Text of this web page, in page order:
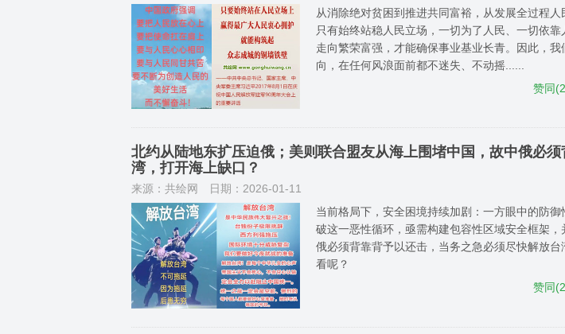
从消除绝对贫困到推进共同富裕，从发展全过程
只有始终站稳人民立场，一切为了人民、一切依
走向繁荣富强，才能确保事业基业长青。因此，
向，在任何风浪面前都不迷失、不动摇......
赞同(
北约从陆地东扩压迫俄；美则联合盟友从海上围堵中国，故中俄必
湾，打开海上缺口？
来源：共绘网
日期：2026-01-11
当前格局下，安全困境持续加剧：一方眼中的防
破这一恶性循环，亟需构建包容性区域安全框架
俄必须背靠背予以还击，当务之急必须尽快解放
看呢？
赞同(